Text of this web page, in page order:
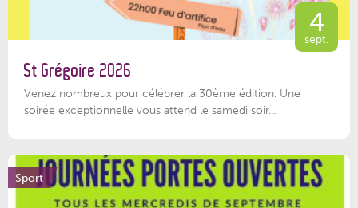
4
sept.
St Grégoire 2026
Venez nombreux pour célébrer la 30ème édition. Une
soirée exceptionnelle vous attend le samedi soir...
Sport